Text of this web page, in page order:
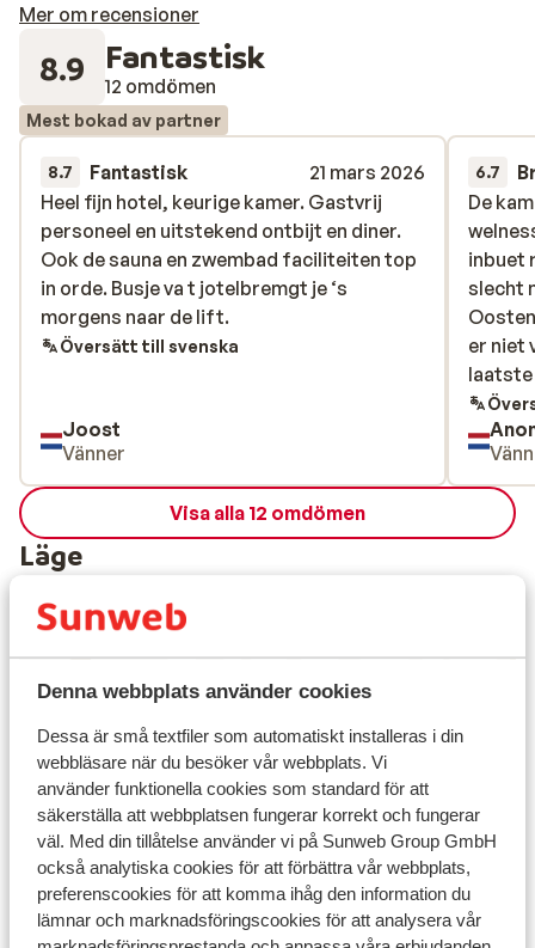
Denna webbplats använder cookies
Dessa är små textfiler som automatiskt installeras i din
webbläsare när du besöker vår webbplats. Vi
använder funktionella cookies som standard för att
säkerställa att webbplatsen fungerar korrekt och fungerar
väl. Med din tillåtelse använder vi på Sunweb Group GmbH
också analytiska cookies för att förbättra vår webbplats,
preferenscookies för att komma ihåg den information du
lämnar och marknadsföringscookies för att analysera vår
Mer om recensioner
8.9 Fantastisk
12 omdömen
Mest bokad av partner
8.7 Fantastisk
21 mars 2026
Heel fijn hotel, keurige kamer. Gastvrij
personeel en uitstekend ontbijt en diner.
Ook de sauna en zwembad faciliteiten top
in orde. Busje va t jotelbremgt je ‘s
morgens naar de lift.
Heel fijn hotel, keurige kamer. Gastvrij
personeel en uitstekend ontbijt en diner.
Ook de sauna en zwembad faciliteiten top
in orde. Busje va t jotelbremgt je ‘s
morgens naar de lift.
Översätt till svenska
Joost
Vänner
6.7
De
inbuet
slecht
er niet
laatste
De
inbuet
slecht
er niet
laatste
Visa alla 12 omdömen
Läge
Visa på karta
I området
Avstånd till centrum: ca 1,5 km
Avstånd till flygplats innsbruck är ca 90 km:
Salzburg ca 80 km